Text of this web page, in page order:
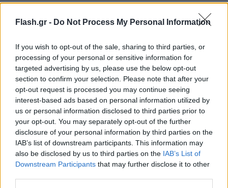
Flash.gr - Do Not Process My Personal Information
If you wish to opt-out of the sale, sharing to third parties, or
processing of your personal or sensitive information for
targeted advertising by us, please use the below opt-out
section to confirm your selection. Please note that after your
opt-out request is processed you may continue seeing
interest-based ads based on personal information utilized by
us or personal information disclosed to third parties prior to
your opt-out. You may separately opt-out of the further
disclosure of your personal information by third parties on the
IAB’s list of downstream participants. This information may
also be disclosed by us to third parties on the IAB’s List of
Downstream Participants that may further disclose it to other
Έρχεται επέκταση του συστήματος σε πάνω
από 2.000 περιοχές της χώρας
Το επόμενο βήμα του οικονομικού επιτελείου είναι
η επέκταση των αντικειμενικών τιμών σε 2.167
περιοχές που εξακολουθούν να βρίσκονται εκτός
συστήματος. Πρόκειται για το υπολειπόμενο 1,5%
της επικράτειας όπου έλειπαν τα απαιτούμενα
πολεοδομικά στοιχεία, με αρμόδιους παράγοντες
να σημειώνουν ότι η επέκταση των αντικειμενικών
αξιών δεν είναι καθόλου εύκολη υπόθεση καθώς σε
πολλές περιοχές είναι ιδιαίτερα δύσκολο να
αποτυπωθεί η αξία των ακινήτων, καθώς όχι μόνο